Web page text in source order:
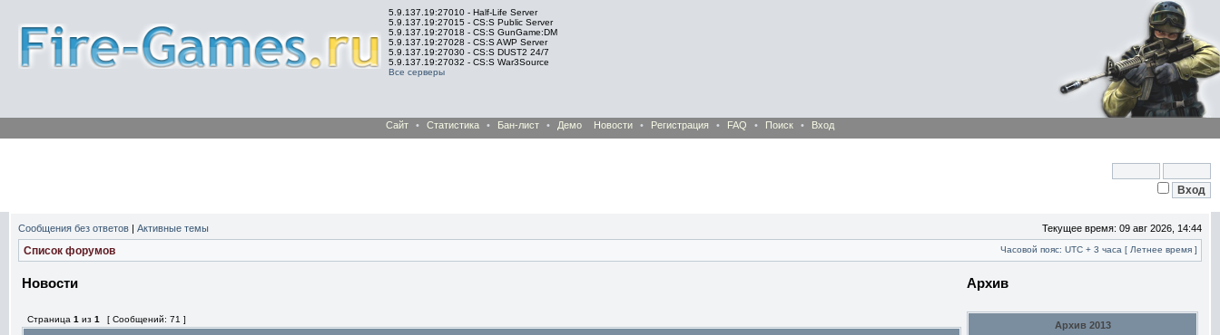
5.9.137.19:27010 - Half-Life Server
5.9.137.19:27015 - CS:S Public Server
5.9.137.19:27018 - CS:S GunGame:DM
5.9.137.19:27028 - CS:S AWP Server
5.9.137.19:27030 - CS:S DUST2 24/7
5.9.137.19:27032 - CS:S War3Source
Все серверы
Сайт • Статистика • Бан-лист • Демо Новости • Регистрация • FAQ • Поиск • Вход
Сообщения без ответов | Активные темы Текущее время: 09 авг 2026, 14:44
Список форумов Часовой пояс: UTC + 3 часа [ Летнее время ]
Новости
Страница 1 из 1 [ Сообщений: 71 ]
Архив
Архив 2013